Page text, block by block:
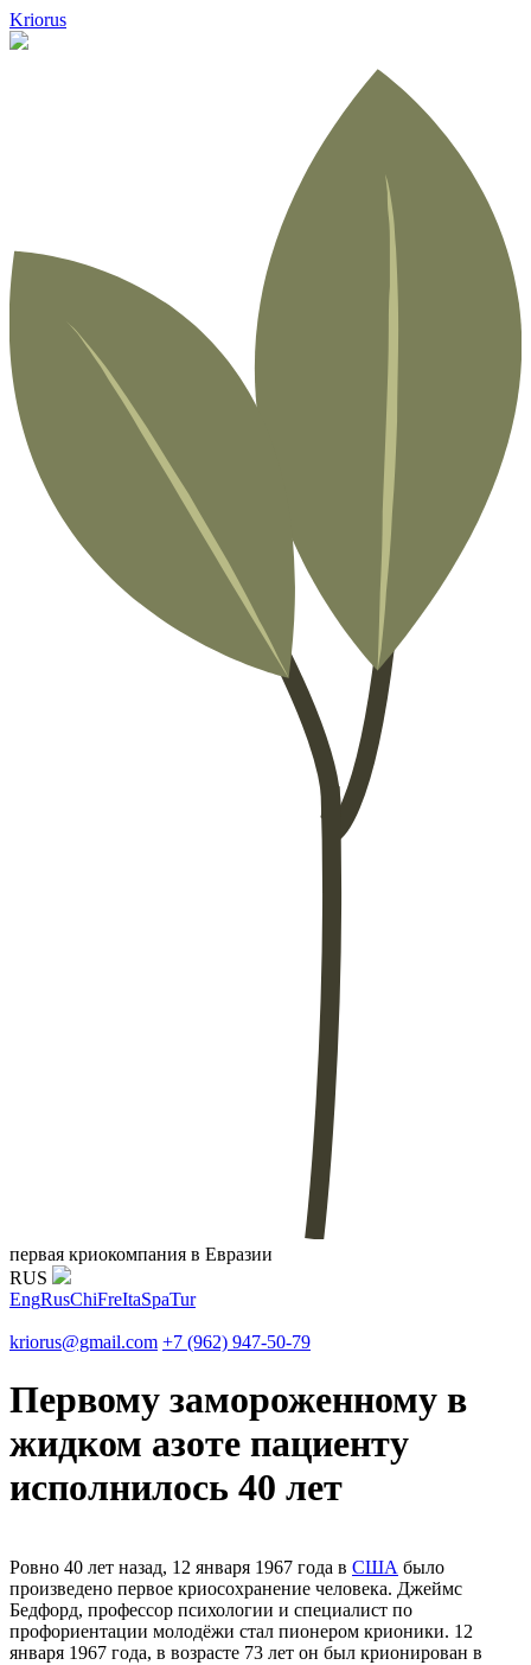
Kriorus
первая криокомпания в Евразии
RUS
EngRusChiFreItaSpaTur
kriorus@gmail.com +7 (962) 947-50-79
Первому замороженному в
жидком азоте пациенту
исполнилось 40 лет
Ровно 40 лет назад, 12 января 1967 года в США было
произведено первое криосохранение человека. Джеймс
Бедфорд, профессор психологии и специалист по
профориентации молодёжи стал пионером крионики. 12
января 1967 года, в возрасте 73 лет он был крионирован в